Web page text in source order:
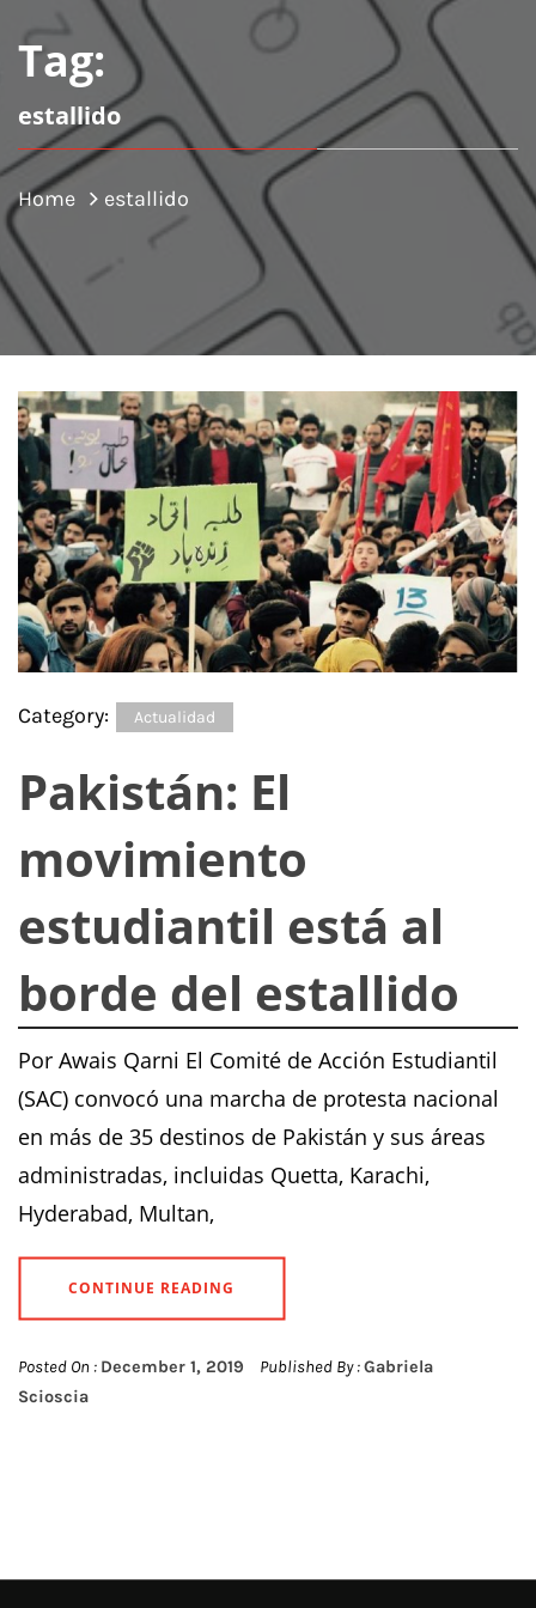
Tag:
estallido
Home estallido
Category: Actualidad
Pakistán: El
movimiento
estudiantil está al
borde del estallido
Por Awais Qarni El Comité de Acción Estudiantil
(SAC) convocó una marcha de protesta nacional
en más de 35 destinos de Pakistán y sus áreas
administradas, incluidas Quetta, Karachi,
Hyderabad, Multan,
CONTINUE READING
Posted On : December 1, 2019 Published By :Gabriela
Scioscia